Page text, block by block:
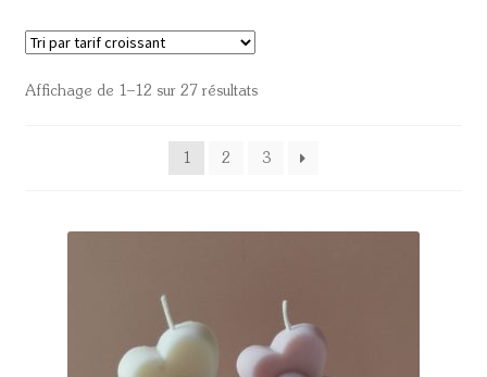
Affichage de 1–12 sur 27 résultats
1 2 3